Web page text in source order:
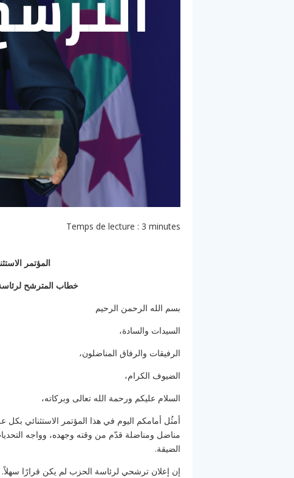
Temps de lecture : 3 minutes
المؤتمر الاستثنائي يوم 6
خطاب المترشح
بسم الله الرحمن الرحيم
السيدات والسادة،
الرفيقات والرفاق المناضلون،
الضيوف الكرام،
السلام عليكم ورحمة الله تعالى وبركاته،
أمثُل أمامكم اليوم في هذا المؤتمر الاستثنائي
مناضل ومناضلة قدّم من وقته وجهده، وواجه
الضيقة.
إن إعلان ترشحي لرئاسة الحزب لم يكن قرارًا